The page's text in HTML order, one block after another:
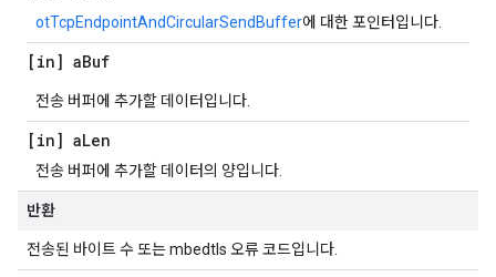
otTcpEndpointAndCircularSendBuffer에 대한 포인터입니다.
[in] aBuf
전송 버퍼에 추가할 데이터입니다.
[in] aLen
전송 버퍼에 추가할 데이터의 양입니다.
반환
전송된 바이트 수 또는 mbedtls 오류 코드입니다.